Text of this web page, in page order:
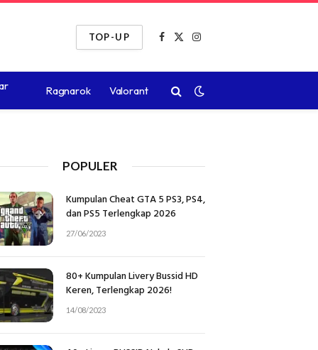
TOP-UP
Facebook
X
Instagram
Ragnarok Valorant
POPULER
Kumpulan Cheat GTA 5 PS3, PS4,
dan PS5 Terlengkap 2026
27/06/2023
80+ Kumpulan Livery Bussid HD
Keren, Terlengkap 2026!
14/08/2023